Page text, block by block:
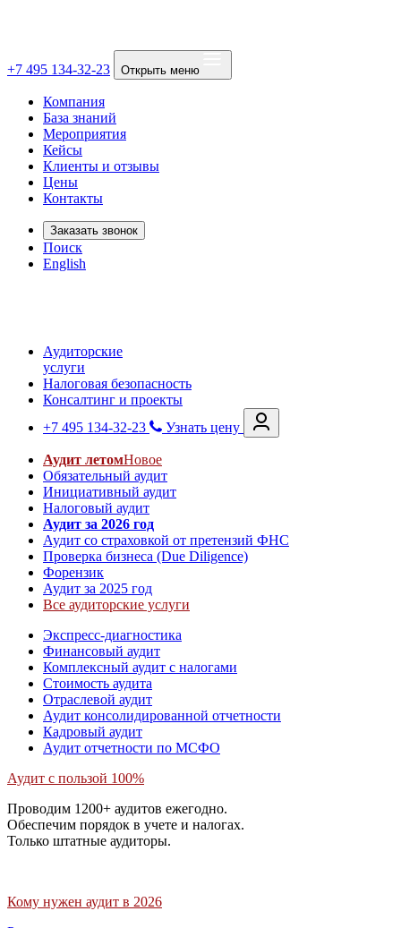
+7 495 134-32-23 Открыть меню
Компания
База знаний
Мероприятия
Кейсы
Клиенты и отзывы
Цены
Контакты
Заказать звонок
Поиск
English
Аудиторские
услуги
Налоговая безопасность
Консалтинг и проекты
+7 495 134-32-23
Узнать цену
Аудит летомНовое
Обязательный аудит
Инициативный аудит
Налоговый аудит
Аудит за 2026 год
Аудит со страховкой от претензий ФНС
Проверка бизнеса (Due Diligence)
Форензик
Аудит за 2025 год
Все аудиторские услуги
Экспресс-диагностика
Финансовый аудит
Комплексный аудит с налогами
Стоимость аудита
Отраслевой аудит
Аудит консолидированной отчетности
Кадровый аудит
Аудит отчетности по МСФО
Аудит с пользой 100%
Проводим 1200+ аудитов ежегодно.
Обеспечим порядок в учете и налогах.
Только штатные аудиторы.
Кому нужен аудит в 2026